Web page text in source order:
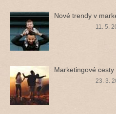
Nové trendy v
11. 5.
Marketingové cesty
23. 3.